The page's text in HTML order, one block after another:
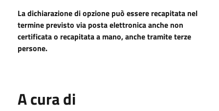
La dichiarazione di opzione può essere recapitata nel
termine previsto via posta elettronica anche non
certificata o recapitata a mano, anche tramite terze
persone.
A cura di